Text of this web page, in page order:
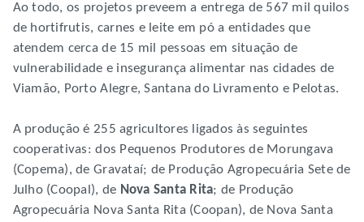
Ao todo, os projetos preveem a entrega de 567 mil quilos
de hortifrutis, carnes e leite em pó a entidades que
atendem cerca de 15 mil pessoas em situação de
vulnerabilidade e insegurança alimentar nas cidades de
Viamão, Porto Alegre, Santana do Livramento e Pelotas.
A produção é 255 agricultores ligados às seguintes
cooperativas: dos Pequenos Produtores de Morungava
(Copema), de Gravataí; de Produção Agropecuária Sete de
Julho (Coopal), de Nova Santa Rita; de Produção
Agropecuária Nova Santa Rita (Coopan), de Nova Santa